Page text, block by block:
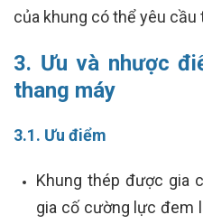
của khung có thể yêu cầu
3. Ưu và nhược
thang máy
3.1. Ưu điểm
Khung thép được gia
gia cố cường lực đem